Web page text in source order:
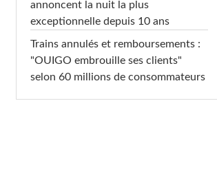
annoncent la nuit la plus
exceptionnelle depuis 10 ans
Trains annulés et remboursements :
"OUIGO embrouille ses clients"
selon 60 millions de consommateurs